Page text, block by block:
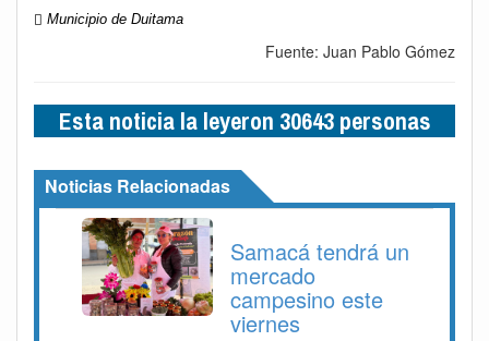
Municipio de Duitama
Fuente: Juan Pablo Gómez
Esta noticia la leyeron 30643 personas
Noticias Relacionadas
Samacá tendrá un
mercado
campesino este
viernes